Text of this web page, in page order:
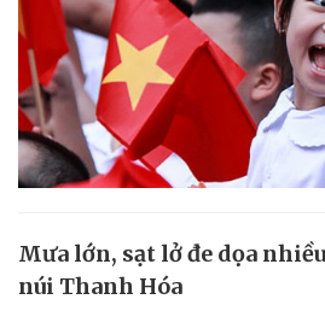
Mưa lớn, sạt lở đe dọa
núi Thanh Hóa